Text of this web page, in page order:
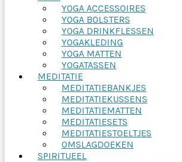
YOGA ACCESSOIRES
YOGA BOLSTERS
YOGA DRINKFLESSEN
YOGAKLEDING
YOGA MATTEN
YOGATASSEN
MEDITATIE
MEDITATIEBANKJES
MEDITATIEKUSSENS
MEDITATIEMATTEN
MEDITATIESETS
MEDITATIESTOELTJES
OMSLAGDOEKEN
SPIRITUEEL